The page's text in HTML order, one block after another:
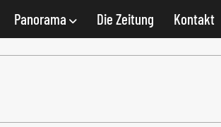
Panorama Die Zeitung Kontakt